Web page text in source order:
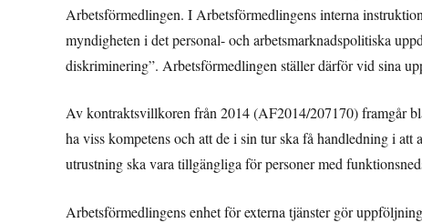
Arbetsförmedlingen. I Arbetsförmedlingens interna
myndigheten i det personal- och arbetsmarknadspolitiska
diskriminering”. Arbetsförmedlingen ställer därför vid sina
Av kontraktsvillkoren från 2014 (AF2014/207170) framgår
ha viss kompetens och att de i sin tur ska få handledning i
utrustning ska vara tillgängliga för personer med
Arbetsförmedlingens enhet för externa tjänster gör